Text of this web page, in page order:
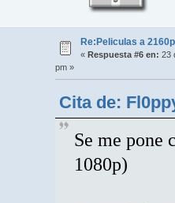
Re:Peliculas a
« Respuesta #6 en: 23
pm »
Cita de:
Se me pone
1080p)